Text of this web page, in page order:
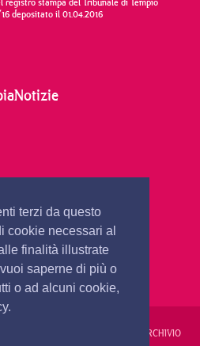
terzi da questo
cookie necessari al
finalità illustrate
saperne di più o
o ad alcuni cookie,
depositato il 01.04.2016
E COOKIES ARCHIVIO